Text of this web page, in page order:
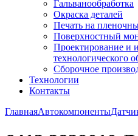
Гальванообработка
Окраска деталей
Печать на
Поверхностный
Проектирование и
технологического
Сборочное
Технологии
Контакты
ГлавнаяАвтокомпоненты